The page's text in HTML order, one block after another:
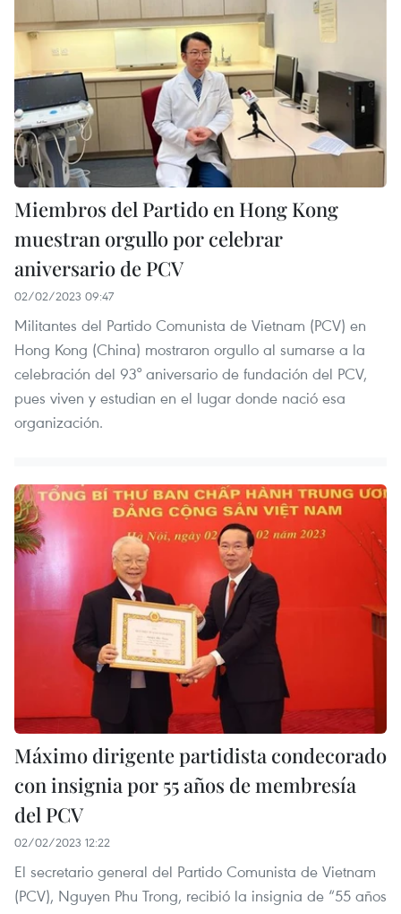
Miembros del Partido en Hong Kong
muestran orgullo por celebrar
aniversario de PCV
02/02/2023 09:47
Militantes del Partido Comunista de Vietnam (PCV) en
Hong Kong (China) mostraron orgullo al sumarse a la
celebración del 93° aniversario de fundación del PCV,
pues viven y estudian en el lugar donde nació esa
organización.
Máximo dirigente partidista condecorado
con insignia por 55 años de membresía
del PCV
02/02/2023 12:22
El secretario general del Partido Comunista de Vietnam
(PCV), Nguyen Phu Trong, recibió la insignia de “55 años